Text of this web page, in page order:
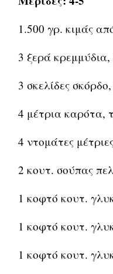
1.500 γρ. κιμάς
3 ξερά
3 σκελίδες
4 μέτρια καρότα,
4 ντομάτες
2 κουτ. σούπας
1 κοφτό κουτ.
1 κοφτό κουτ.
1 κοφτό κουτ.